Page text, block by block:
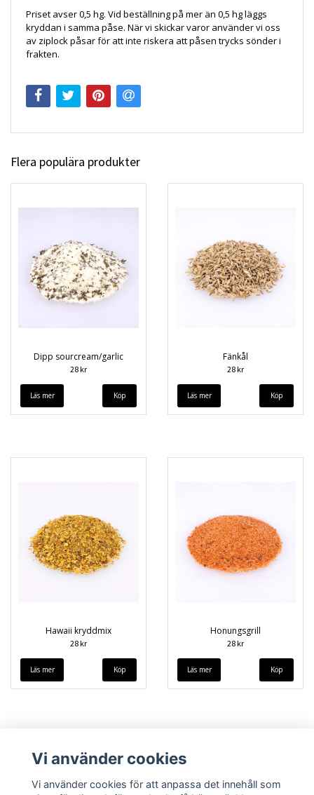
Priset avser 0,5 hg. Vid beställning på mer än 0,5 hg läggs
kryddan i samma påse. När vi skickar varor använder vi oss
av ziplock påsar för att inte riskera att påsen trycks sönder i
frakten.
Flera populära produkter
Dipp sourcream/garlic
28 kr
Läs mer
Fänkål
28 kr
Läs mer
Hawaii kryddmix
28 kr
Läs mer
Honungsgrill
28 kr
Läs mer
Vi använder cookies
Vi använder cookies för att anpassa det innehåll som